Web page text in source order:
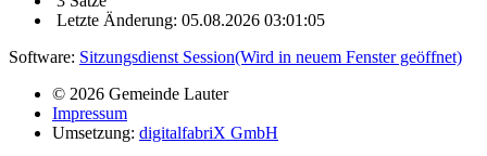
Letzte Änderung: 05.08.2026 03:01:05
Software: Sitzungsdienst Session(Wird in neuem Fenster geöffnet)
© 2026 Gemeinde Lauter
Impressum
Umsetzung: digitalfabriX GmbH